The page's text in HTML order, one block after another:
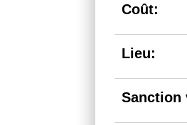
Coût:
Lieu:
Sanction